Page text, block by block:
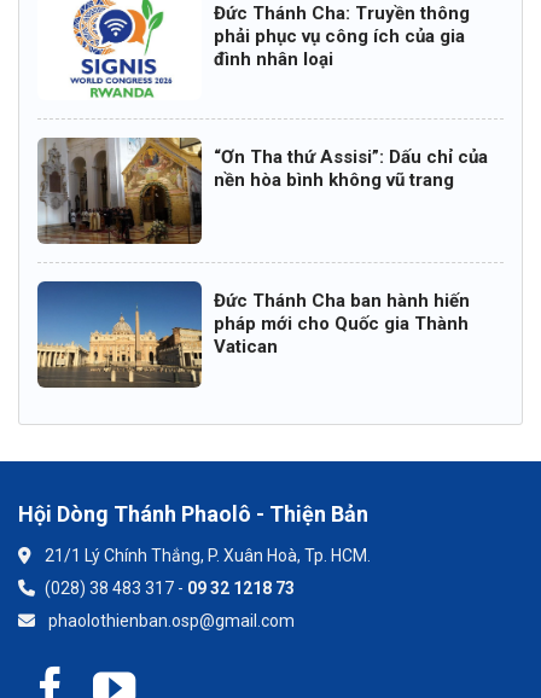
Đức Thánh Cha: Truyền thông
phải phục vụ công ích của gia
đình nhân loại
“Ơn Tha thứ Assisi”: Dấu chỉ của
nền hòa bình không vũ trang
Đức Thánh Cha ban hành hiến
pháp mới cho Quốc gia Thành
Vatican
Hội Dòng Thánh Phaolô - Thiện Bản
21/1 Lý Chính Thắng, P. Xuân Hoà, Tp. HCM.
(028) 38 483 317 - 09 32 1218 73
phaolothienban.osp@gmail.com